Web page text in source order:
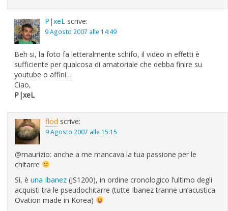
P|xeL scrive:
9 Agosto 2007 alle 14:49
Beh si, la foto fa letteralmente schifo, il video in effetti è
sufficiente per qualcosa di amatoriale che debba finire su
youtube o affini…
Ciao,
P|xeL
flod scrive:
9 Agosto 2007 alle 15:15
@maurizio: anche a me mancava la tua passione per le
chitarre
Sì, è una Ibanez (JS1200), in ordine cronologico l’ultimo degli
acquisti tra le pseudochitarre (tutte Ibanez tranne un’acustica
Ovation made in Korea)